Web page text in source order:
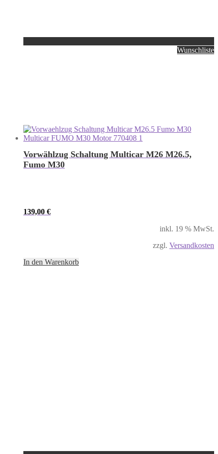
Wunschliste
Vorwählzug Schaltung Multicar M26 M26.5,
Fumo M30
139,00 €
inkl. 19 % MwSt.
zzgl. Versandkosten
In den Warenkorb